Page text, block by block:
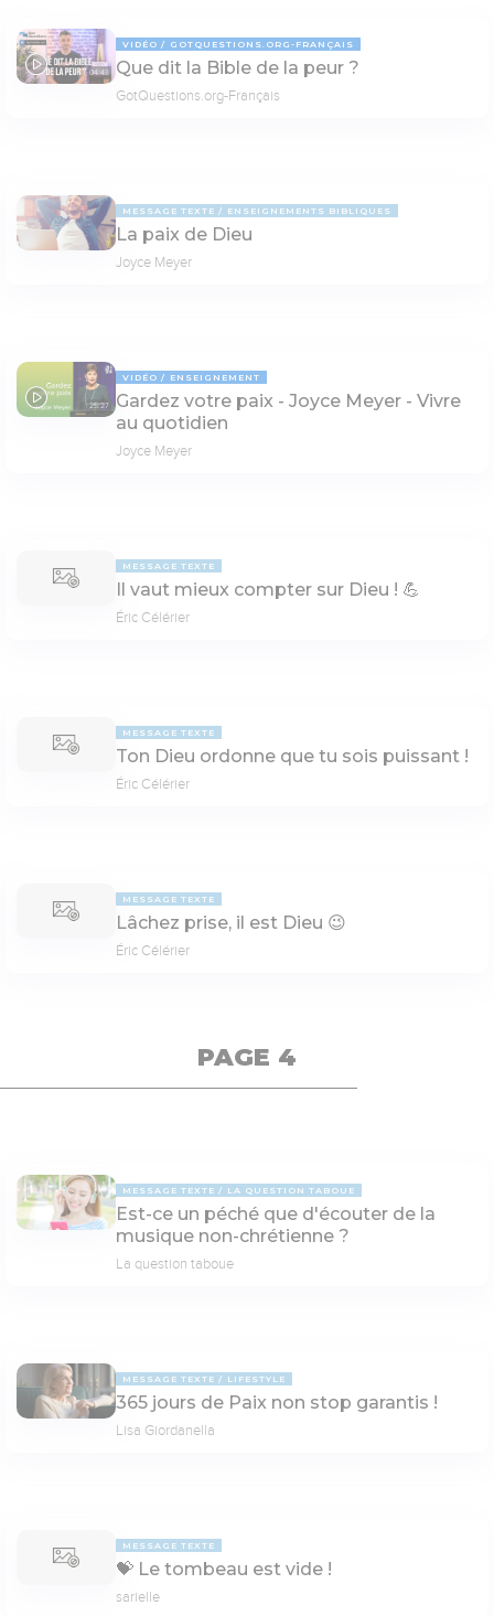
04:43
VIDÉO GOTQUESTIONS.ORG-FRANÇAIS
Que dit la Bible de la peur ?
GotQuestions.org-Français
MESSAGE TEXTE ENSEIGNEMENTS BIBLIQUES
La paix de Dieu
Joyce Meyer
25:27
VIDÉO ENSEIGNEMENT
Gardez votre paix - Joyce Meyer - Vivre
au quotidien
Joyce Meyer
MESSAGE TEXTE
Il vaut mieux compter sur Dieu ! 💪
Éric Célérier
MESSAGE TEXTE
Ton Dieu ordonne que tu sois puissant !
Éric Célérier
MESSAGE TEXTE
Lâchez prise, il est Dieu 😉
Éric Célérier
PAGE 4
MESSAGE TEXTE LA QUESTION TABOUE
Est-ce un péché que d'écouter de la
musique non-chrétienne ?
La question taboue
MESSAGE TEXTE LIFESTYLE
365 jours de Paix non stop garantis !
Lisa Giordanella
MESSAGE TEXTE
💝 Le tom­beau est vide !
sarielle